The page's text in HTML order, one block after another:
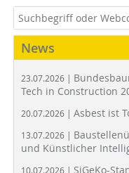
News
23.07.2026 |
Tech in Construction
20.07.2026 | Asbest ist
13.07.2026 |
und Künstlicher
10.07.2026 | SiGeKo-